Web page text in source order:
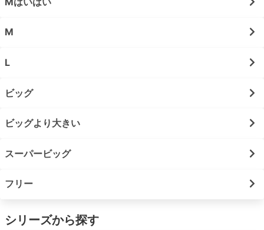
M
L
ビッグ
ビッグより大きい
スーパービッグ
フリー
シリーズから探す